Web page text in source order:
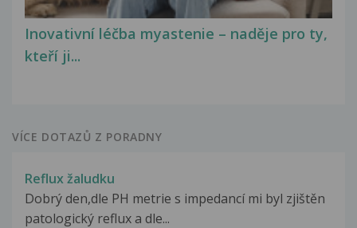
Inovativní léčba myastenie – naděje pro ty,
kteří ji...
VÍCE DOTAZŮ Z PORADNY
Reflux žaludku
Dobrý den,dle PH metrie s impedancí mi byl zjištěn
patologický reflux a dle...